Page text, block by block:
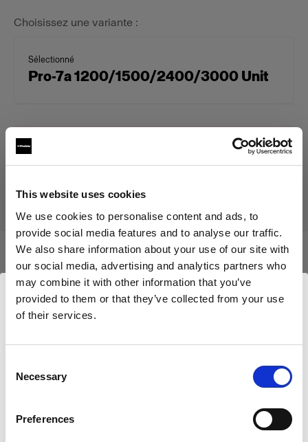
This website uses cookies
We use cookies to personalise content and ads, to
provide social media features and to analyse our traffic.
We also share information about your use of our site with
our social media, advertising and analytics partners who
may combine it with other information that you’ve
provided to them or that they’ve collected from your use
of their services.
Selection
Necessary
Preferences
Nouspensons
Cyprus
Choisissez une variante :
Sélectionné
Pro-7a 1200/1500/2400/3000 Unit
Ce produit a été arrêté et n’est donc pas disponible à l’achat.
Caractéristiques :
Pro-7a 1200/1500/2400/3000 Unit
Référence du produit